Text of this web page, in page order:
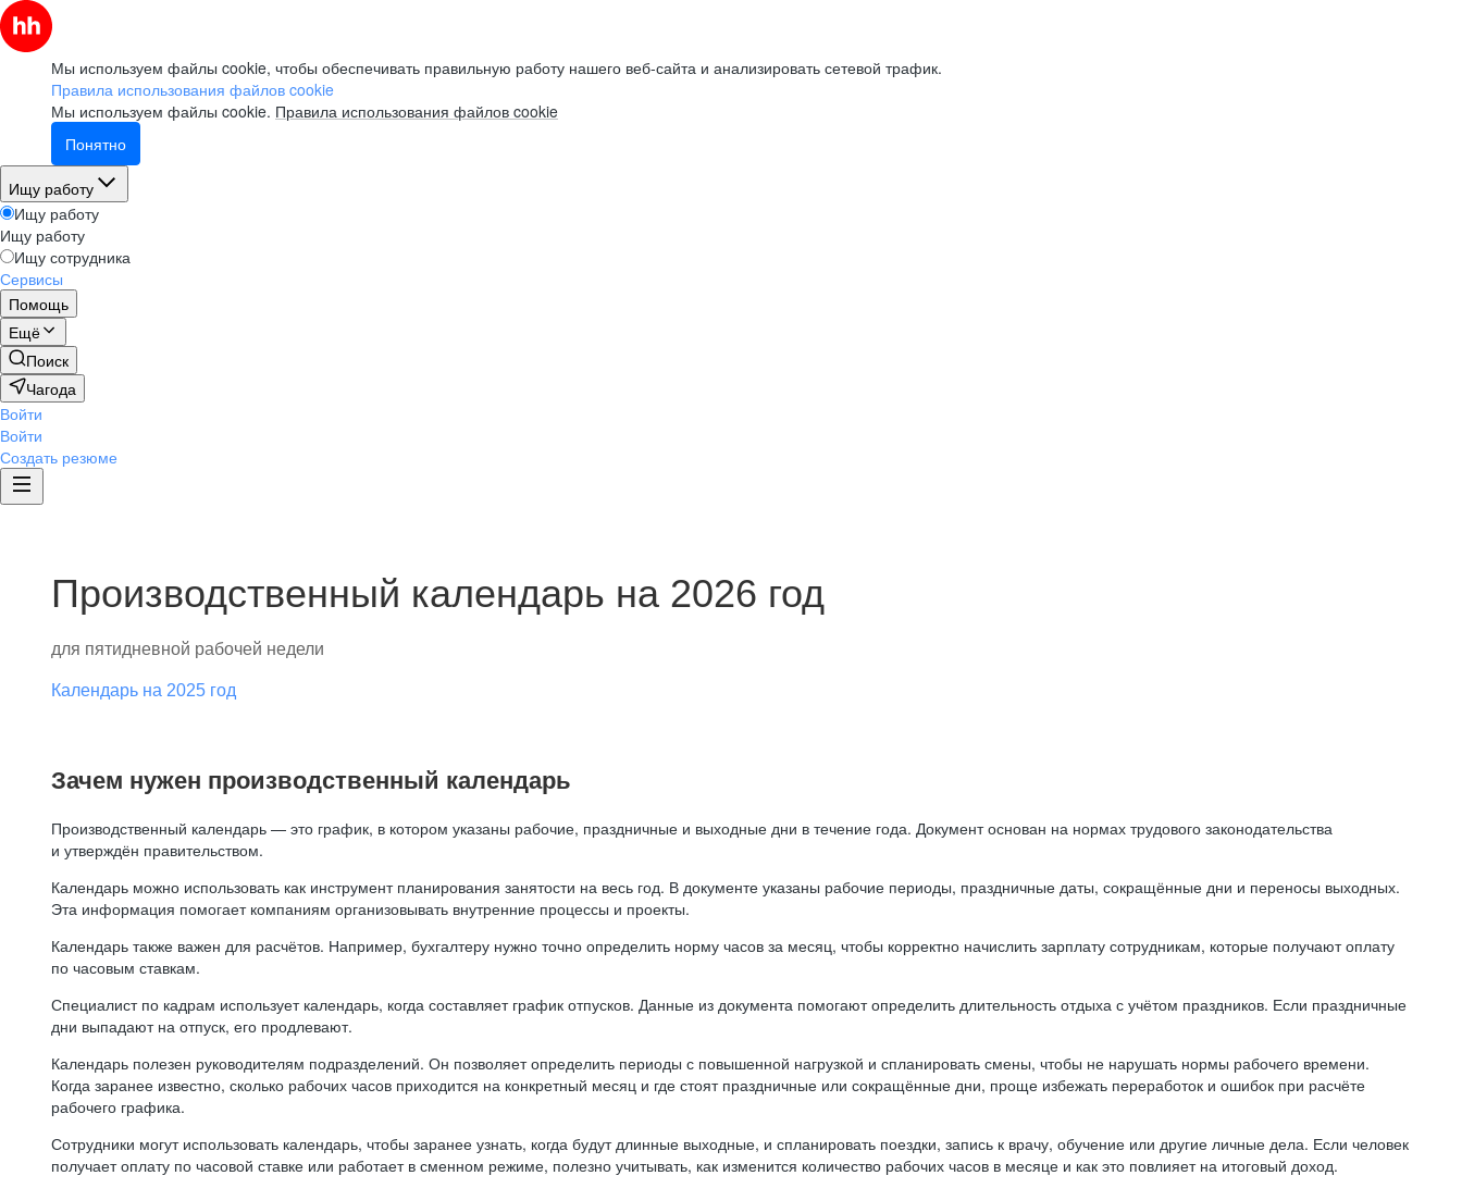
Мы используем файлы cookie, чтобы обеспечивать правильную работу нашего веб-сайта и анализировать сетевой трафик.
Правила использования файлов cookie
Мы используем файлы cookie. Правила использования файлов cookie
Понятно
Ищу работу
Ищу работу
Ищу работу
Ищу сотрудника
Сервисы
Помощь
Ещё
Поиск
Чагода
Войти
Войти
Создать резюме
Производственный календарь на 2026 год
для пятидневной рабочей недели
Календарь на 2025 год
Зачем нужен производственный календарь
Производственный календарь — это график, в котором указаны рабочие, праздничные и выходные дни в течение года. Документ основан на нормах трудового законодательства
и утверждён правительством.
Календарь можно использовать как инструмент планирования занятости на весь год. В документе указаны рабочие периоды, праздничные даты, сокращённые дни и переносы выходных.
Эта информация помогает компаниям организовывать внутренние процессы и проекты.
Календарь также важен для расчётов. Например, бухгалтеру нужно точно определить норму часов за месяц, чтобы корректно начислить зарплату сотрудникам, которые получают оплату
по часовым ставкам.
Специалист по кадрам использует календарь, когда составляет график отпусков. Данные из документа помогают определить длительность отдыха с учётом праздников. Если праздничные
дни выпадают на отпуск, его продлевают.
Календарь полезен руководителям подразделений. Он позволяет определить периоды с повышенной нагрузкой и спланировать смены, чтобы не нарушать нормы рабочего времени.
Когда заранее известно, сколько рабочих часов приходится на конкретный месяц и где стоят праздничные или сокращённые дни, проще избежать переработок и ошибок при расчёте
рабочего графика.
Сотрудники могут использовать календарь, чтобы заранее узнать, когда будут длинные выходные, и спланировать поездки, запись к врачу, обучение или другие личные дела. Если человек
получает оплату по часовой ставке или работает в сменном режиме, полезно учитывать, как изменится количество рабочих часов в месяце и как это повлияет на итоговый доход.